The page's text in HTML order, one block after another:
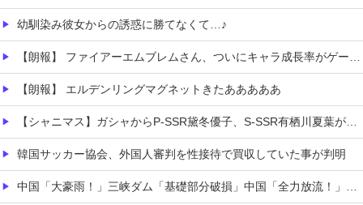
幼馴染み彼女からの誘惑に勝てなくて…♪
【朗報】 ファイアーエムブレムさん、ついにキャラ成長率がゲーム内で見れるようになる
【朗報】 エルデンリングマグネットきたあああああ
【シャニマス】ガシャからP-SSR黛冬優子、S-SSR有栖川夏葉が登場！イベントS-SR福丸小糸！
韓国サッカー協会、外国人審判を性接待で買収していた事が判明
中国「大豪雨！」三峡ダム「基礎部分破損」中国「全力放流！」台風13号「中国上陸予測」台風15号「中国接近（画像」中国「台風同時上陸！（穀物生産が壊滅危機」→